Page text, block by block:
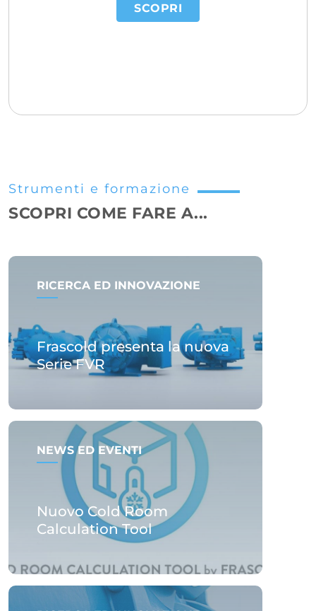
SCOPRI
Strumenti e formazione
SCOPRI COME FARE A...
RICERCA ED INNOVAZIONE
Frascold presenta la nuova
Serie FVR
NEWS ED EVENTI
Nuovo Cold Room
Calculation Tool